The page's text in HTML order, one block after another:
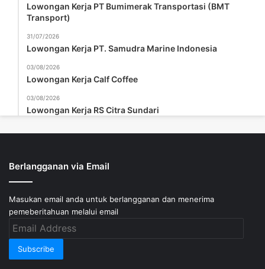
Lowongan Kerja PT Bumimerak Transportasi (BMT
Transport)
31/07/2026
Lowongan Kerja PT. Samudra Marine Indonesia
03/08/2026
Lowongan Kerja Calf Coffee
03/08/2026
Lowongan Kerja RS Citra Sundari
Berlangganan via Email
Masukan email anda untuk berlangganan dan menerima
pemeberitahuan melalui email
Email
Subscribe